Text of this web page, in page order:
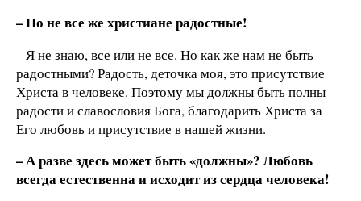
– Но не все же христиане радостные!
– Я не знаю, все или не все. Но как же нам не быть
радостными? Радость, деточка моя, это присутствие
Христа в человеке. Поэтому мы должны быть полны
радости и славословия Бога, благодарить Христа за
Его любовь и присутствие в нашей жизни.
– А разве здесь может быть «должны»? Любовь
всегда естественна и исходит из сердца человека!